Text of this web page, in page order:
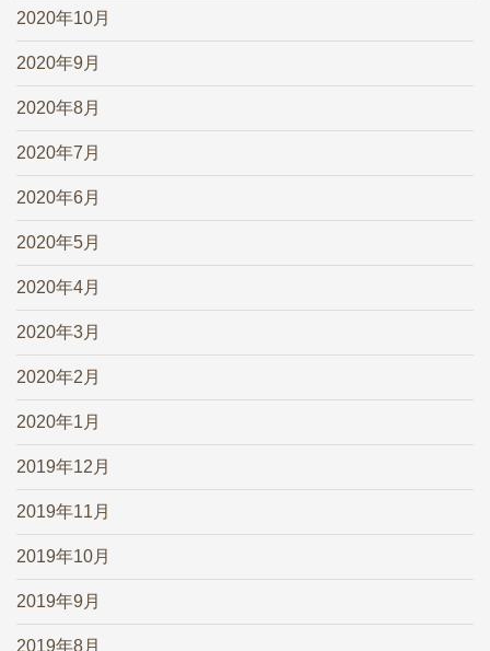
2020年10月
2020年9月
2020年8月
2020年7月
2020年6月
2020年5月
2020年4月
2020年3月
2020年2月
2020年1月
2019年12月
2019年11月
2019年10月
2019年9月
2019年8月